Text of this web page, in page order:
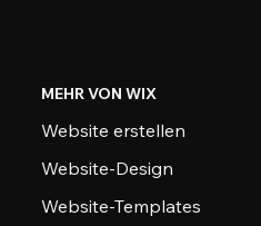
MEHR VON WIX
Website erstellen
Website-Design
Website-Templates